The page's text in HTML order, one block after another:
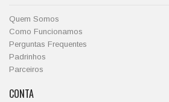
Quem Somos
Como Funcionamos
Perguntas Frequentes
Padrinhos
Parceiros
CONTA